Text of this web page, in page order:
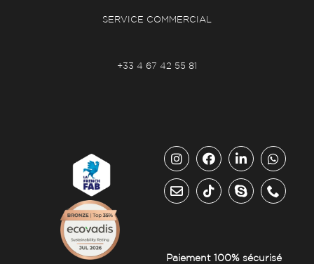
SERVICE COMMERCIAL
+33 4 67 42 55 81
Paiement 100% sécurisé